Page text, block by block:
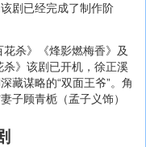
剧已经完成了制作阶
杀》《烽影燃梅香》及
》该剧已开机，徐正溪
藏谋略的“双面王爷”。角
子顾青栀（孟子义饰）